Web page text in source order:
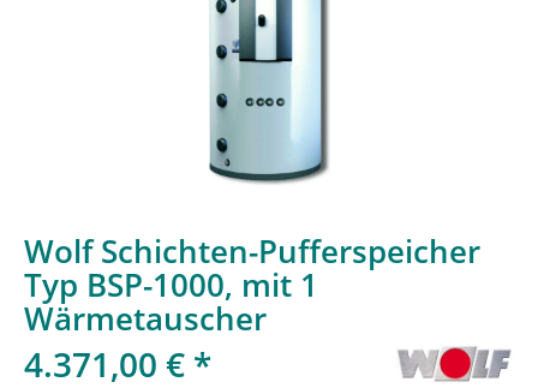
Wolf Schichten-Pufferspeicher
Typ BSP-1000, mit 1
Wärmetauscher
4.371,00 € *